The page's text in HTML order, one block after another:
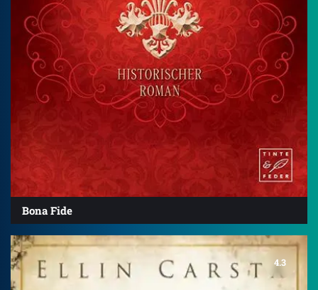
Bona Fide
4.3